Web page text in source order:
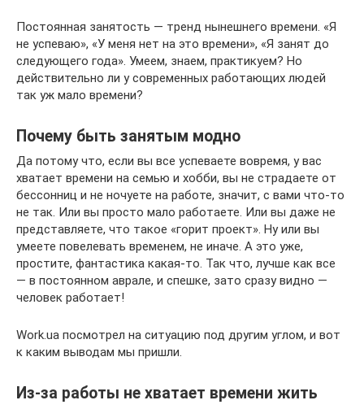
Постоянная занятость — тренд нынешнего времени. «Я
не успеваю», «У меня нет на это времени», «Я занят до
следующего года». Умеем, знаем, практикуем? Но
действительно ли у современных работающих людей
так уж мало времени?
Почему быть занятым модно
Да потому что, если вы все успеваете вовремя, у вас
хватает времени на семью и хобби, вы не страдаете от
бессонниц и не ночуете на работе, значит, с вами что-то
не так. Или вы просто мало работаете. Или вы даже не
представляете, что такое «горит проект». Ну или вы
умеете повелевать временем, не иначе. А это уже,
простите, фантастика какая-то. Так что, лучше как все
— в постоянном аврале, и спешке, зато сразу видно —
человек работает!
Work.ua посмотрел на ситуацию под другим углом, и вот
к каким выводам мы пришли.
Из-за работы не хватает времени жить